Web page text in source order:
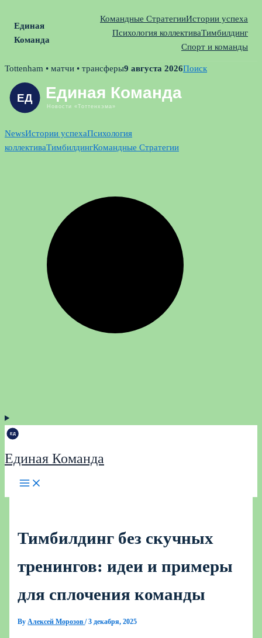
Единая
Команда
Командные СтратегииИстории успеха
Психология коллективаТимбилдинг
Спорт и команды
Skip
content
Tottenham • матчи • трансферы9 августа 2026Поиск
NewsИстории успехаПсихология
коллективаТимбилдингКомандные Стратегии
Единая Команда
Тимбилдинг без скучных
тренингов: идеи и примеры
для сплочения команды
ByАлексей Морозов/3 декабря, 2025